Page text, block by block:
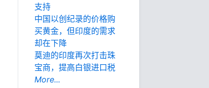
支持
中国以创纪录的价格购
买黄金，但印度的需求
却在下降
莫迪的印度再次打击珠
宝商，提高白银进口税
More...